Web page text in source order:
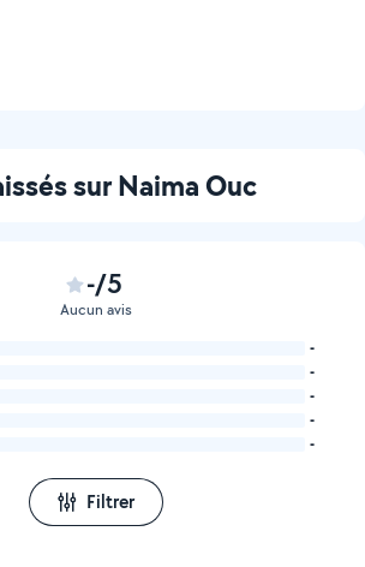
sur Naima Ouc
-/5
Aucun avis
-
-
-
-
-
Filtrer